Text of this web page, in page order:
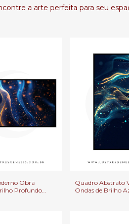
a arte perfeita para seu
Obra
Profundo
Quadro Abstrato
Ondas de Brilho